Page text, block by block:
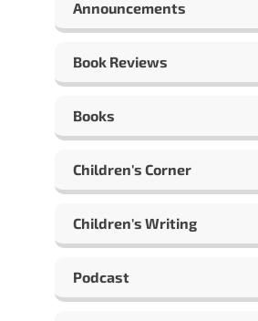
Announcements
Book Reviews
Books
Children's Corner
Children's Writing
Podcast